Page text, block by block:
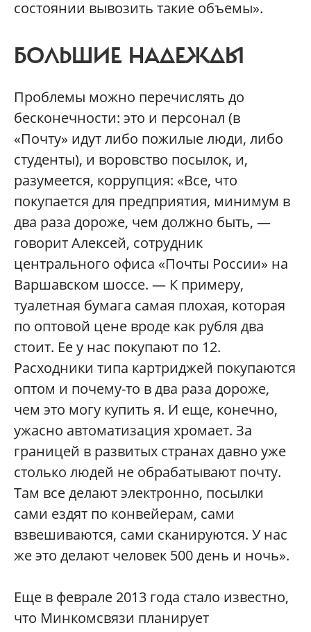
состоянии вывозить такие объемы».
БОЛЬШИЕ НАДЕЖДЫ
Проблемы можно перечислять до
бесконечности: это и персонал (в
«Почту» идут либо пожилые люди, либо
студенты), и воровство посылок, и,
разумеется, коррупция: «Все, что
покупается для предприятия, минимум в
два раза дороже, чем должно быть, —
говорит Алексей, сотрудник
центрального офиса «Почты России» на
Варшавском шоссе. — К примеру,
туалетная бумага самая плохая, которая
по оптовой цене вроде как рубля два
стоит. Ее у нас покупают по 12.
Расходники типа картриджей покупаются
оптом и почему-то в два раза дороже,
чем это могу купить я. И еще, конечно,
ужасно автоматизация хромает. За
границей в развитых странах давно уже
столько людей не обрабатывают почту.
Там все делают электронно, посылки
сами ездят по конвейерам, сами
взвешиваются, сами сканируются. У нас
же это делают человек 500 день и ночь».
Еще в феврале 2013 года стало известно,
что Минкомсвязи планирует